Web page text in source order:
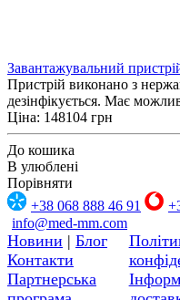
Завантажувальний
Пристрій виконано з
дезінфікується. Має
Ціна: 148104 грн
До кошика
В улюблені
Порівняти
+38 068 888 46 91
info@med-mm.com
Новини | Блог
Контакти
Партнерська